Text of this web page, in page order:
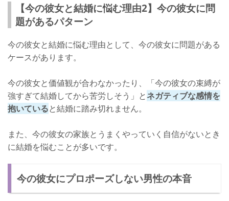
【今の彼女と結婚に悩む理由2】今の彼女に問
題があるパターン
今の彼女と結婚に悩む理由として、今の彼女に問題がある
ケースがあります。
今の彼女と価値観が合わなかったり、「今の彼女の束縛が
強すぎて結婚してから苦労しそう」とネガティブな感情を
抱いていると結婚に踏み切れません。
また、今の彼女の家族とうまくやっていく自信がないとき
に結婚を悩むことが多いです。
今の彼女にプロポーズしない男性の本音